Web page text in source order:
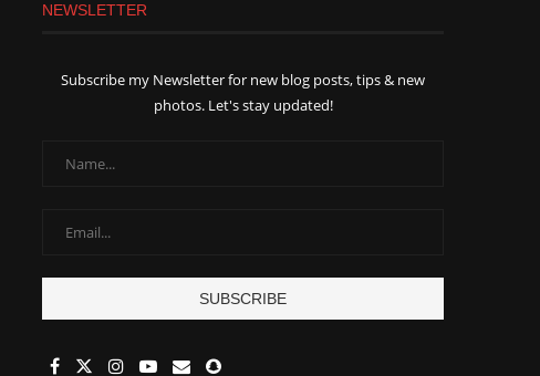
NEWSLETTER
Subscribe my Newsletter for new blog posts, tips & new
photos. Let's stay updated!